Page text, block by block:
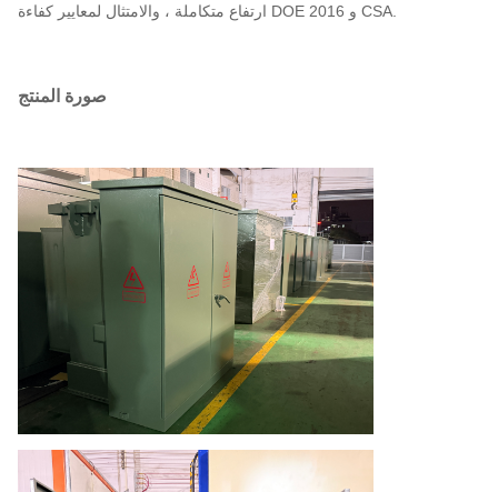
ارتفاع متكاملة ، والامتثال لمعايير كفاءة DOE 2016 و CSA.
صورة المنتج